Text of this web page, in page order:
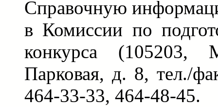
Справочную
в Комиссии по
конкурса (105203,
Парковая, д. 8, тел./
464-33-33, 464-48-45.